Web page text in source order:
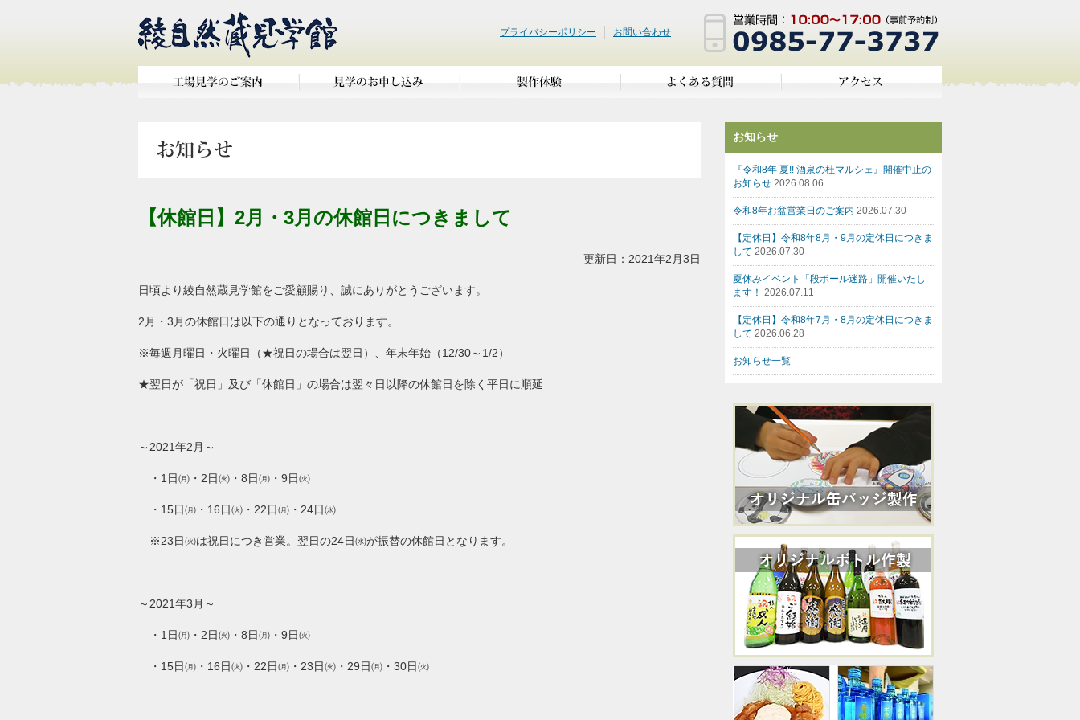
プライバシーポリシー お問い合わせ
【休館日】2月・3月の休館日につきまして
更新日：2021年2月3日
日頃より綾自然蔵見学館をご愛顧賜り、誠にありがとうございます。
2月・3月の休館日は以下の通りとなっております。
※毎週月曜日・火曜日（★祝日の場合は翌日）、年末年始（12/30～1/2）
★翌日が「祝日」及び「休館日」の場合は翌々日以降の休館日を除く平日に順延
～2021年2月～
・1日㈪・2日㈫・8日㈪・9日㈫
・15日㈪・16日㈫・22日㈪・24日㈬
※23日㈫は祝日につき営業。翌日の24日㈬が振替の休館日となります。
～2021年3月～
・1日㈪・2日㈫・8日㈪・9日㈫
・15日㈪・16日㈫・22日㈪・23日㈫・29日㈪・30日㈫
お知らせ
『令和8年 夏!! 酒泉の杜マルシェ』開催中止の
お知らせ 2026.08.06
令和8年お盆営業日のご案内 2026.07.30
【定休日】令和8年8月・9月の定休日につきま
して 2026.07.30
夏休みイベント「段ボール迷路」開催いたし
ます！ 2026.07.11
【定休日】令和8年7月・8月の定休日につきま
して 2026.06.28
お知らせ一覧